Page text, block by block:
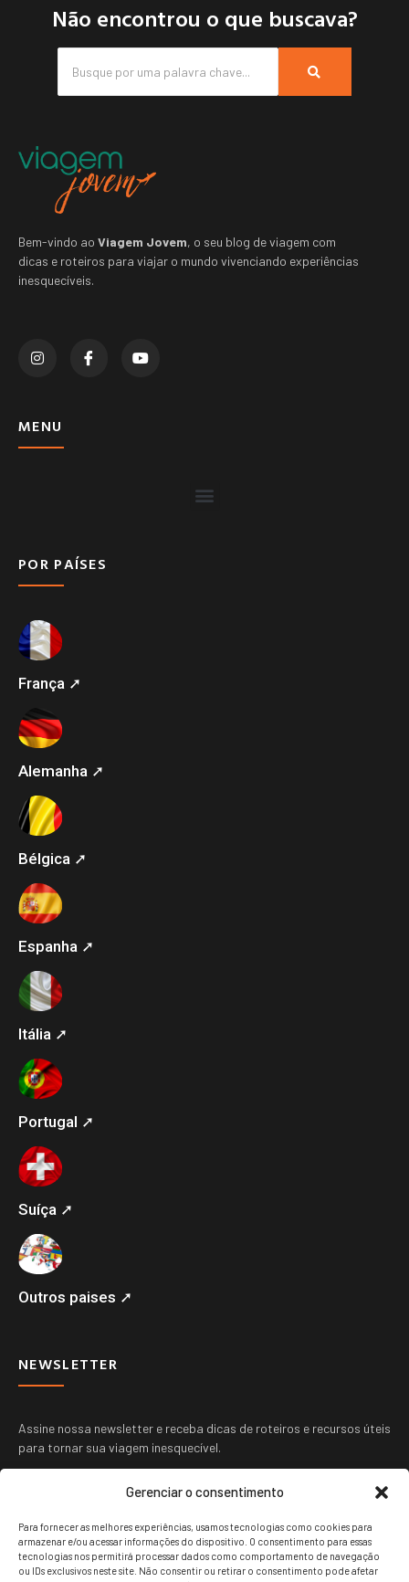
Gerenciar o consentimento
Para fornecer as melhores experiências, usamos tecnologias como cookies para
armazenar e/ou acessar informações do dispositivo. O consentimento para essas
tecnologias nos permitirá processar dados como comportamento de navegação
ou IDs exclusivos neste site. Não consentir ou retirar o consentimento pode afetar
Não encontrou o que buscava?
Bem-vindo ao Viagem Jovem, o seu blog de viagem com
dicas e roteiros para viajar o mundo vivenciando experiências
inesquecíveis.
MENU
POR PAÍSES
França ➚
Alemanha ➚
Bélgica ➚
Espanha ➚
Itália ➚
Portugal ➚
Suíça ➚
Outros paises ➚
NEWSLETTER
Assine nossa newsletter e receba dicas de roteiros e recursos úteis
para tornar sua viagem inesquecível.